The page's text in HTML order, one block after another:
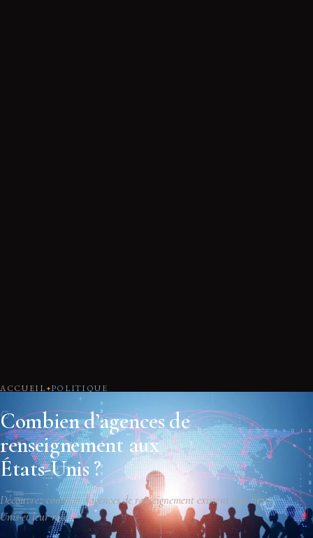
ACCUEIL POLITIQUE
Combien d’agences de
renseignement aux
États-Unis ?
Découvrez combien d'agences de renseignement existent aux États-
Unis et leur rôle.